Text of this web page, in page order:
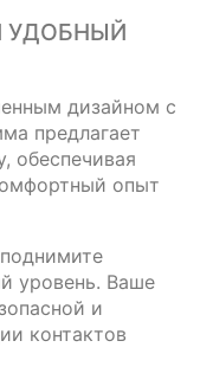
УДОБНЫЙ
дизайном с
предлагает
обеспечивая
опыт
уровень. Ваше
и
контактов